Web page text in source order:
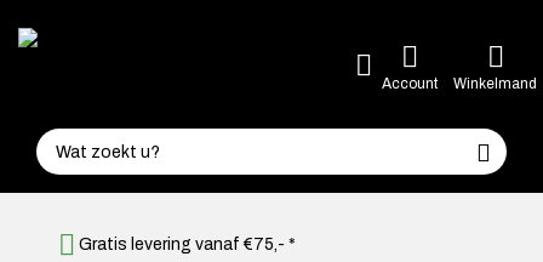
Account Winkelmand
Gratis levering vanaf €75,- *